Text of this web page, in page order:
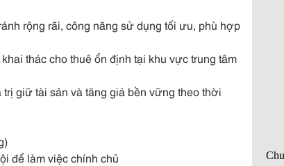
rộng rãi, công năng sử dụng tối ưu, phù hợp
thác cho thuê ổn định tại khu vực trung tâm
giữ tài sản và tăng giá bền vững theo thời
để làm việc chính chủ